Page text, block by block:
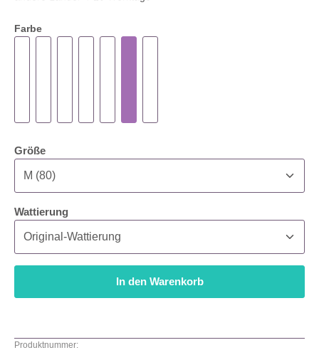
Farbe
Größeauswählen
Wattierungauswählen
In den Warenkorb
Produktnummer: